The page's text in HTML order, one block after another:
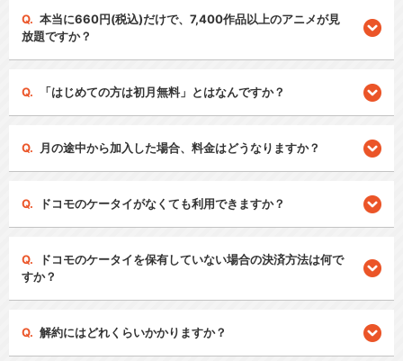
本当に660円(税込)だけで、7,400作品以上のアニメが見
放題ですか？
「はじめての方は初月無料」とはなんですか？
月の途中から加入した場合、料金はどうなりますか？
ドコモのケータイがなくても利用できますか？
ドコモのケータイを保有していない場合の決済方法は何で
すか？
解約にはどれくらいかかりますか？